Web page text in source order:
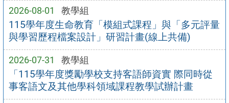
2026-08-01 教學組
115學年度生命教育「模組式課程」與「多元評量
與學習歷程檔案設計」研習計畫(線上共備)
2026-07-31 教學組
「115學年度獎勵學校支持客語師資實 際同時從
事客語文及其他學科領域課程教學試辦計畫